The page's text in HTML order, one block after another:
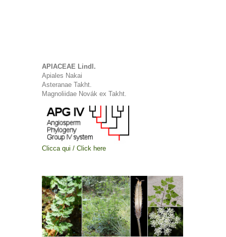
APIACEAE Lindl.
Apiales Nakai
Asteranae Takht.
Magnoliidae Novák ex Takht.
Clicca qui / Click here